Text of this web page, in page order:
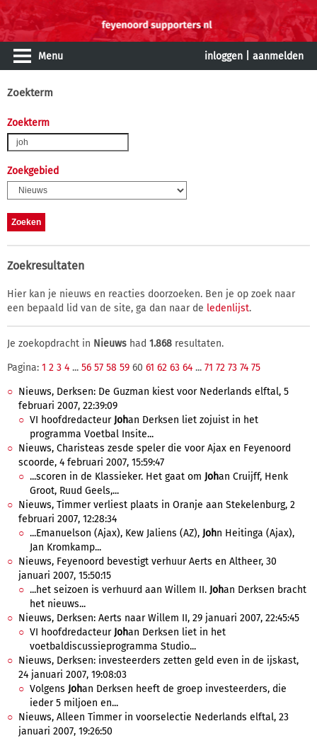
Menu inloggen aanmelden
Zoekterm
Zoekterm
Zoekgebied
Zoekresultaten
Hier kan je nieuws en reacties doorzoeken. Ben je op zoek naar
een bepaald lid van de site, ga dan naar de ledenlijst.
Je zoekopdracht in Nieuws had 1.868 resultaten.
Pagina: 1 2 3 4 ... 56 57 58 59 60 61 62 63 64 ... 71 72 73 74 75
Nieuws, Derksen: De Guzman kiest voor Nederlands elftal, 5
februari 2007, 22:39:09
VI hoofdredacteur Johan Derksen liet zojuist in het
programma Voetbal Insite...
Nieuws, Charisteas zesde speler die voor Ajax en Feyenoord
scoorde, 4 februari 2007, 15:59:47
...scoren in de Klassieker. Het gaat om Johan Cruijff, Henk
Groot, Ruud Geels,...
Nieuws, Timmer verliest plaats in Oranje aan Stekelenburg, 2
februari 2007, 12:28:34
...Emanuelson (Ajax), Kew Jaliens (AZ), John Heitinga (Ajax),
Jan Kromkamp...
Nieuws, Feyenoord bevestigt verhuur Aerts en Altheer, 30
januari 2007, 15:50:15
...het seizoen is verhuurd aan Willem II. Johan Derksen bracht
het nieuws...
Nieuws, Derksen: Aerts naar Willem II, 29 januari 2007, 22:45:45
VI hoofdredacteur Johan Derksen liet in het
voetbaldiscussieprogramma Studio...
Nieuws, Derksen: investeerders zetten geld even in de ijskast,
24 januari 2007, 19:08:03
Volgens Johan Derksen heeft de groep investeerders, die
ieder 5 miljoen en...
Nieuws, Alleen Timmer in voorselectie Nederlands elftal, 23
januari 2007, 19:26:50